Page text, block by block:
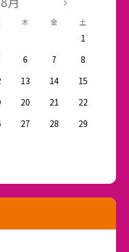
木 金 土
1
6 7
8
13 14
15
20 21
22
27 28
29